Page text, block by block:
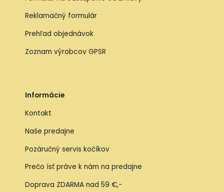
Reklamačný formulár
Prehľad objednávok
Zoznam výrobcov GPSR
Informácie
Kontakt
Naše predajne
Pozáručný servis kočíkov
Prečo ísť práve k nám na predajne
Doprava ZDARMA nad 59 €,-